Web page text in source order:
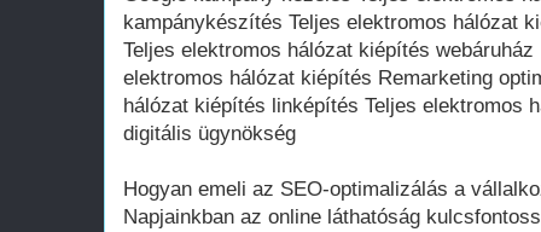
kampánykészítés Teljes elektromos hálózat
Teljes elektromos hálózat kiépítés
elektromos hálózat kiépítés Remarketing
hálózat kiépítés linképítés Teljes elektromos
digitális ügynökség
Hogyan emeli az SEO-optimalizálás a
Napjainkban az online láthatóság